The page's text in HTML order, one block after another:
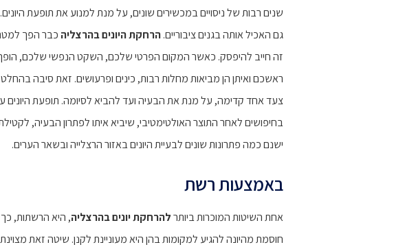
שנים רבות של ניסויים במכשירים שונים, על מנת למנוע את תופעת
גם האכיל אותה בגנים ציבוריים.הרחקת היונים בהרצליה כבר הפך
זה חייב להיפסק. כאשר המקום הפרטי שלכם, השקט הנפשי שלכם, הופך
ראשכם ואיתן הן מביאות מחלות רבות, כינים ופרעושים. זאת סיבה
צעד אחד קדימה, על מנת את הבעיה ועד להביא לסיומה. תופעת היונים
בחיפושים לאחר התוצר האולטימטיבי, שיביא איתו לפתרון הבעיה,
ישנם כמה פתרונות שונים לבעיית היונים באזור הרצלייה ובשאר הערים.
באמצעות רשת
אחת השיטות המוכרות ביותרלהרחקת יונים בהרצליה, היא הרשתות, כך
חוסמת מהיונה להגיע למקומות בהן היא מעוניינת לקנן. שיטה זאת